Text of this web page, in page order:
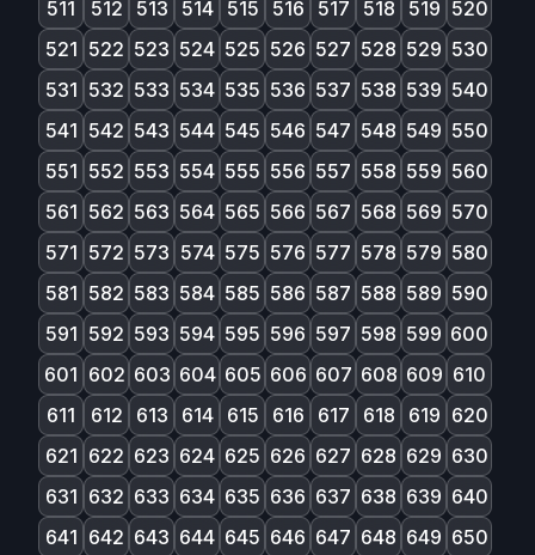
511 512 513 514 515 516 517 518 519 520
521 522 523 524 525 526 527 528 529 530
531 532 533 534 535 536 537 538 539 540
541 542 543 544 545 546 547 548 549 550
551 552 553 554 555 556 557 558 559 560
561 562 563 564 565 566 567 568 569 570
571 572 573 574 575 576 577 578 579 580
581 582 583 584 585 586 587 588 589 590
591 592 593 594 595 596 597 598 599 600
601 602 603 604 605 606 607 608 609 610
611
612 613 614 615 616 617 618 619 620
621 622 623 624 625 626 627 628 629 630
631 632 633 634 635 636 637 638 639 640
641 642 643 644 645 646 647 648 649 650